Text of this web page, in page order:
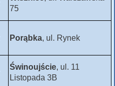
75
Porąbka, ul. Rynek
Świnoujście, ul. 11
Listopada 3B